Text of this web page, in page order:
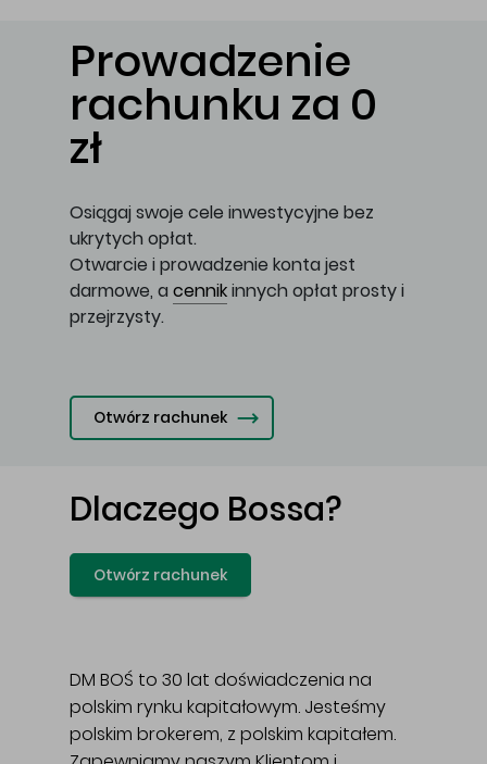
Prowadzenie
rachunku za 0
zł
Osiągaj swoje cele inwestycyjne bez
ukrytych opłat.
Otwarcie i prowadzenie konta jest
darmowe, a cennikinnych opłat prosty i
przejrzysty.
Otwórz rachunek
Dlaczego Bossa?
Otwórz rachunek
DM BOŚ to 30 lat doświadczenia na
polskim rynku kapitałowym. Jesteśmy
polskim brokerem, z polskim kapitałem.